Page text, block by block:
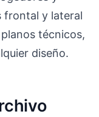
frontal y lateral
técnicos,
diseño.